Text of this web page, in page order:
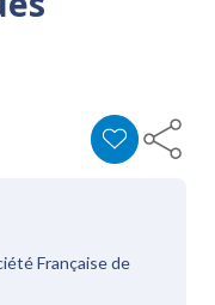
Française de